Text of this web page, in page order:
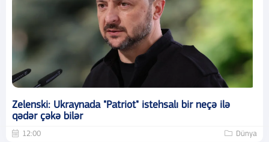
Zelenski: Ukraynada "Patriot" istehsalı bir neçə ilə
qədər çəkə bilər
12:00 Dünya